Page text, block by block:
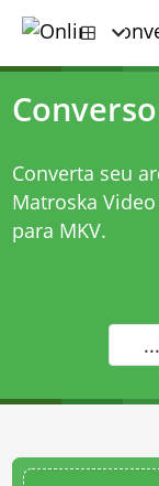
Converta seu
Matroska
para MKV.
...